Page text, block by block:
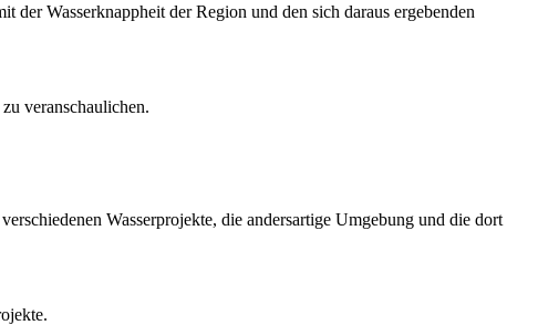
Wasserknappheit der Region und den sich daraus ergebenden
veranschaulichen.
Wasserprojekte, die andersartige Umgebung und die dort